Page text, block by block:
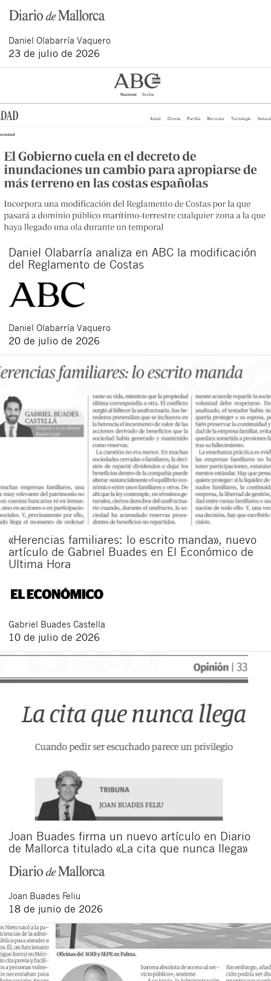
Daniel Olabarría Vaquero
23 de julio de 2026
Daniel Olabarría analiza en ABC la modificación
del Reglamento de Costas
Daniel Olabarría Vaquero
20 de julio de 2026
«Herencias familiares: lo escrito manda», nuevo
artículo de Gabriel Buades en El Económico de
Ultima Hora
Gabriel Buades Castella
10 de julio de 2026
Joan Buades firma un nuevo artículo en Diario
de Mallorca titulado «La cita que nunca llega»
Joan Buades Feliu
18 de junio de 2026